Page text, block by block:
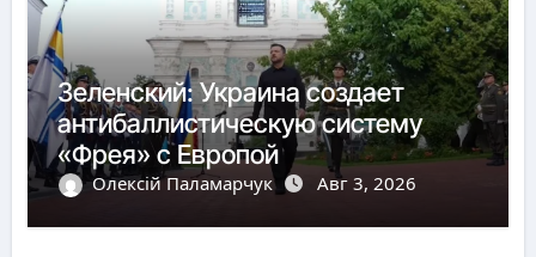
Зеленский: Украина создает
антибаллистическую систему
«Фрея» с Европой
Олексій Паламарчук Авг 3, 2026